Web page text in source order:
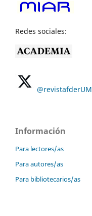
Redes sociales:
@revistafderUM
Información
Para lectores/as
Para autores/as
Para bibliotecarios/as